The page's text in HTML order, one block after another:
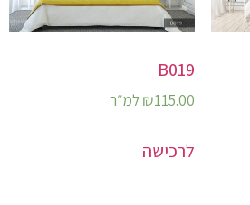
B019
₪115.00 למ״ר
לרכישה